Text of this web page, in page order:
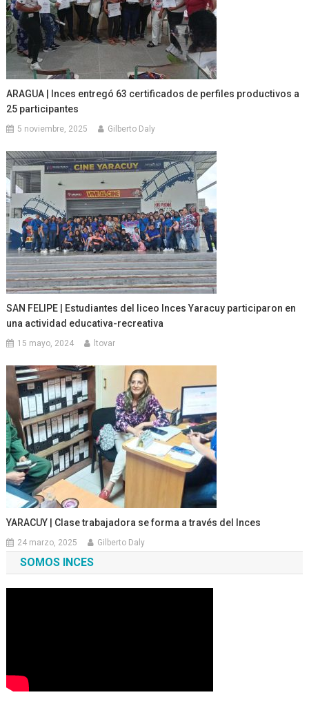
ARAGUA | Inces entregó 63 certificados de perfiles productivos a
25 participantes
5 noviembre, 2025 Gilberto Daly
SAN FELIPE | Estudiantes del liceo Inces Yaracuy participaron en
una actividad educativa-recreativa
15 mayo, 2024 ltovar
YARACUY | Clase trabajadora se forma a través del Inces
24 marzo, 2025 Gilberto Daly
SOMOS INCES